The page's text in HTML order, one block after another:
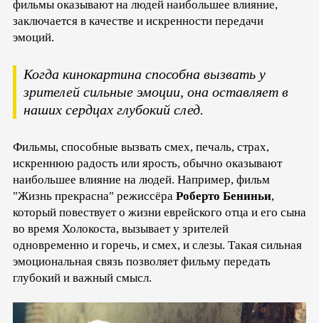
фильмы оказывают на людей наибольшее влияние,
заключается в качестве и искренности передачи
эмоций.
Когда кинокартина способна вызвать у
зрителей сильные эмоции, она оставляет в
наших сердцах глубокий след.
Фильмы, способные вызвать смех, печаль, страх,
искреннюю радость или ярость, обычно оказывают
наибольшее влияние на людей. Например, фильм
"Жизнь прекрасна" режиссёра Роберто Бениньи,
который повествует о жизни еврейского отца и его сына
во время Холокоста, вызывает у зрителей
одновременно и горечь, и смех, и слезы. Такая сильная
эмоциональная связь позволяет фильму передать
глубокий и важный смысл.